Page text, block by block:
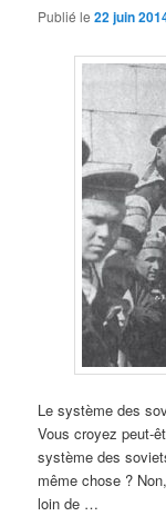
Publié le22 juin
Le système des
Vous croyez peut-
système des
même chose ?
loin de …